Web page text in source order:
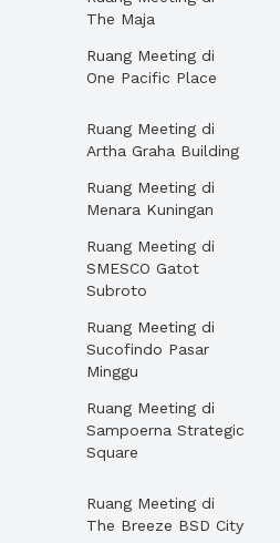
The Maja
Ruang Meeting di
One Pacific Place
Ruang Meeting di
Artha Graha Building
Ruang Meeting di
Menara Kuningan
Ruang Meeting di
SMESCO Gatot
Subroto
Ruang Meeting di
Sucofindo Pasar
Minggu
Ruang Meeting di
Sampoerna Strategic
Square
Ruang Meeting di
The Breeze BSD City